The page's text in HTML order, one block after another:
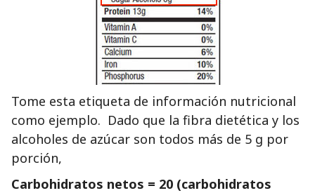
Tome esta etiqueta de información nutricional
como ejemplo. Dado que la fibra dietética y los
alcoholes de azúcar son todos más de 5 g por
porción,
Carbohidratos netos = 20 (carbohidratos